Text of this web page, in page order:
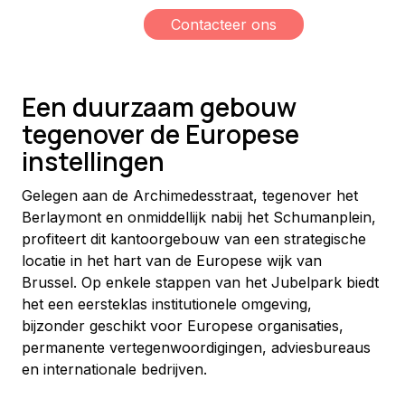
Contacteer ons
Een duurzaam gebouw
tegenover de Europese
instellingen
Gelegen aan de Archimedesstraat, tegenover het
Berlaymont en onmiddellijk nabij het Schumanplein,
profiteert dit kantoorgebouw van een strategische
locatie in het hart van de Europese wijk van
Brussel. Op enkele stappen van het Jubelpark biedt
het een eersteklas institutionele omgeving,
bijzonder geschikt voor Europese organisaties,
permanente vertegenwoordigingen, adviesbureaus
en internationale bedrijven.